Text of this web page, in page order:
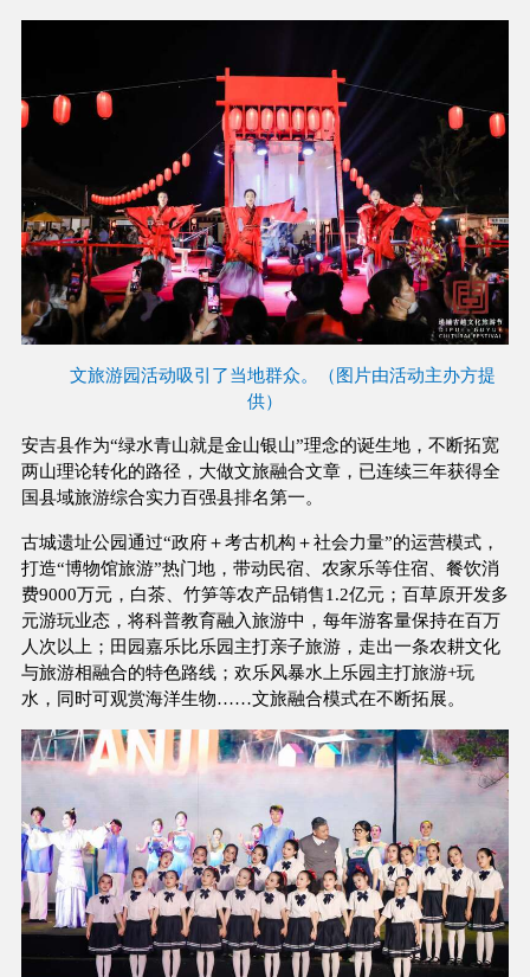
文旅游园活动吸引了当地群众。（图片由活动主办方提
供）
安吉县作为“绿水青山就是金山银山”理念的诞生地，不断拓宽
两山理论转化的路径，大做文旅融合文章，已连续三年获得全
国县域旅游综合实力百强县排名第一。
古城遗址公园通过“政府＋考古机构＋社会力量”的运营模式，
打造“博物馆旅游”热门地，带动民宿、农家乐等住宿、餐饮消
费9000万元，白茶、竹笋等农产品销售1.2亿元；百草原开发多
元游玩业态，将科普教育融入旅游中，每年游客量保持在百万
人次以上；田园嘉乐比乐园主打亲子旅游，走出一条农耕文化
与旅游相融合的特色路线；欢乐风暴水上乐园主打旅游+玩
水，同时可观赏海洋生物……文旅融合模式在不断拓展。